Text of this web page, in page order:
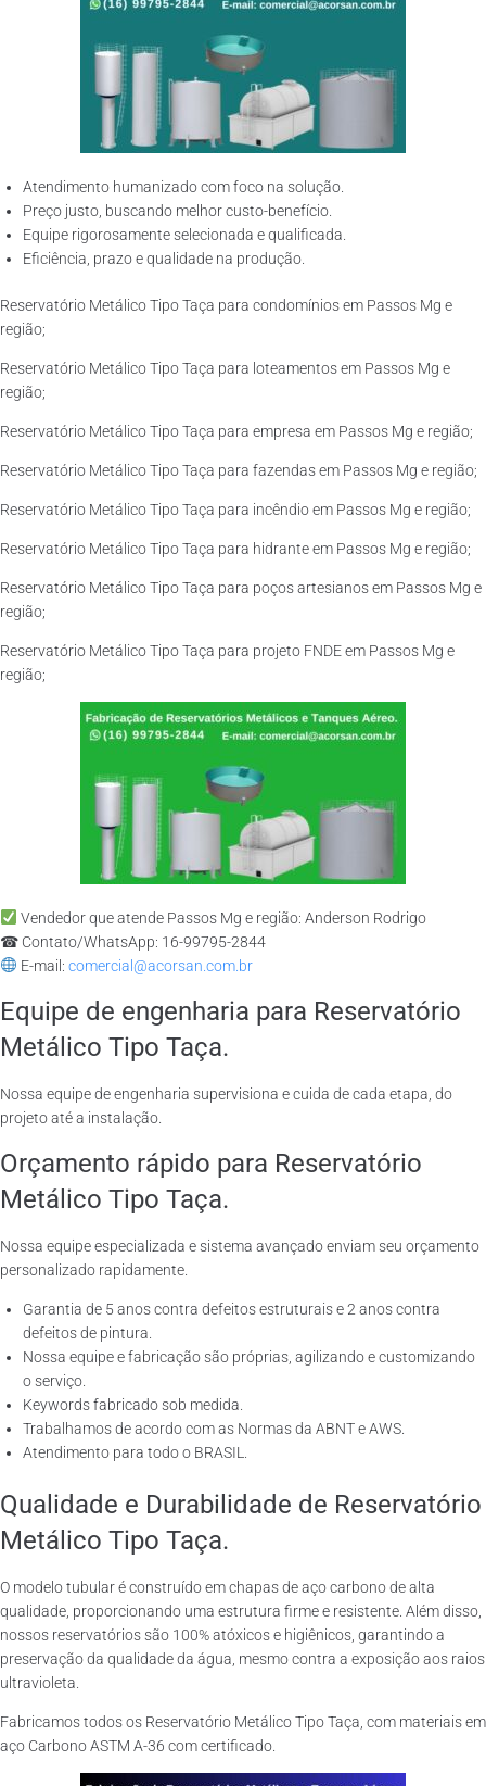
Atendimento humanizado com foco na solução.
Preço justo, buscando melhor custo-benefício.
Equipe rigorosamente selecionada e qualificada.
Eficiência, prazo e qualidade na produção.
Reservatório Metálico Tipo Taça para condomínios em Passos Mg e
região;
Reservatório Metálico Tipo Taça para loteamentos em Passos Mg e
região;
Reservatório Metálico Tipo Taça para empresa em Passos Mg e região;
Reservatório Metálico Tipo Taça para fazendas em Passos Mg e região;
Reservatório Metálico Tipo Taça para incêndio em Passos Mg e região;
Reservatório Metálico Tipo Taça para hidrante em Passos Mg e região;
Reservatório Metálico Tipo Taça para poços artesianos em Passos Mg e
região;
Reservatório Metálico Tipo Taça para projeto FNDE em Passos Mg e
região;
Vendedor que atende Passos Mg e região: Anderson Rodrigo
☎ Contato/WhatsApp: 16-99795-2844
E-mail: comercial@acorsan.com.br
Equipe de engenharia para Reservatório
Metálico Tipo Taça.
Nossa equipe de engenharia supervisiona e cuida de cada etapa, do
projeto até a instalação.
Orçamento rápido para Reservatório
Metálico Tipo Taça.
Nossa equipe especializada e sistema avançado enviam seu orçamento
personalizado rapidamente.
Garantia de 5 anos contra defeitos estruturais e 2 anos contra
defeitos de pintura.
Nossa equipe e fabricação são próprias, agilizando e customizando
o serviço.
Keywords fabricado sob medida.
Trabalhamos de acordo com as Normas da ABNT e AWS.
Atendimento para todo o BRASIL.
Qualidade e Durabilidade de Reservatório
Metálico Tipo Taça.
O modelo tubular é construído em chapas de aço carbono de alta
qualidade, proporcionando uma estrutura firme e resistente. Além disso,
nossos reservatórios são 100% atóxicos e higiênicos, garantindo a
preservação da qualidade da água, mesmo contra a exposição aos raios
ultravioleta.
Fabricamos todos os Reservatório Metálico Tipo Taça, com materiais em
aço Carbono ASTM A-36 com certificado.